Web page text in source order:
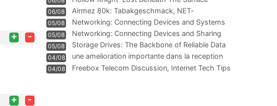
+ -
+ -
06/08
Airmez 80k: Tabakgeschmack, NET-
Technologie und Leistung im
05/08 Networking: Connecting Devices and Systems
05/08
Networking: Connecting Devices and Sharing
Information
05/08
Storage Drives: The Backbone of Reliable Data
Management
04/08
une amelioration importante dans la reception
WIFI
04/08
Freebox Telecom Discussion, Internet Tech Tips